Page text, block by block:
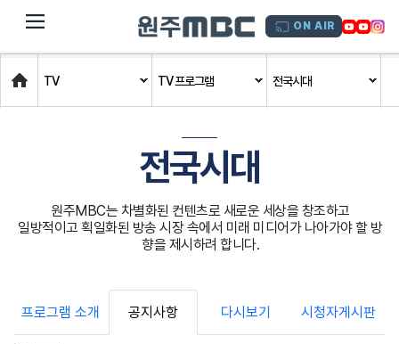
dehaze ON AIR
Home
TV TV 프로그램 전국시대
전국시대
원주MBC는 차별화된 컨텐츠로 새로운 세상을 창조하고
일방적이고 획일화된 방송 시장 속에서 미래 미디어가 나아가야 할 방
향을 제시하려 합니다.
프로그램 소개 공지사항 다시보기 시청자게시판